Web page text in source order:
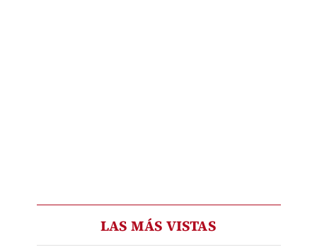
LAS MÁS VISTAS